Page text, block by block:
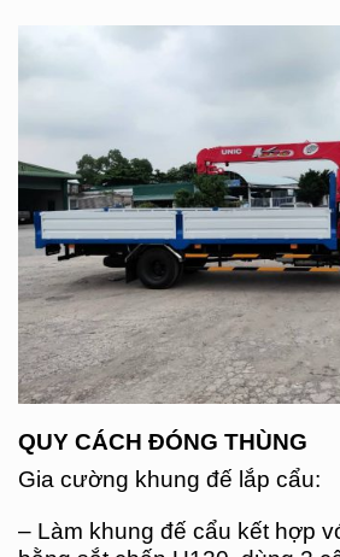
QUY CÁCH ĐÓNG THÙNG
Gia cường khung đế lắp cẩu:
– Làm khung đế cẩu kết hợp